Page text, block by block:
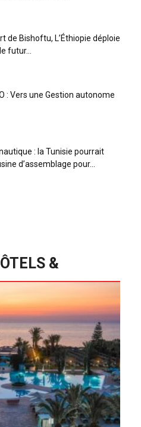
de Bishoftu, L’Éthiopie déploie
futur...
: Vers une Gestion autonome
: la Tunisie pourrait
d’assemblage pour...
&